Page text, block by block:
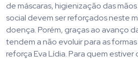
de máscaras, higienização das
social devem ser reforçados neste
doença. Porém, graças ao avanço
tendem a não evoluir para as
reforça Eva Lídia. Para quem estiver